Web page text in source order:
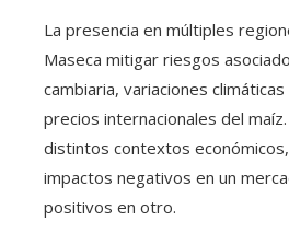
La presencia en múltiples
Maseca mitigar riesgos
cambiaria, variaciones
precios internacionales del
distintos contextos
impactos negativos en un
positivos en otro.